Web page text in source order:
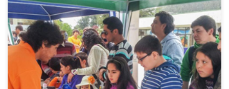
En el campus penquista de la Universidad de Concepción se ofrecerá un
entretenido panorama familiar y gratuito para este domingo 2 de octubre,
desde las 14 y hasta las 19 […]